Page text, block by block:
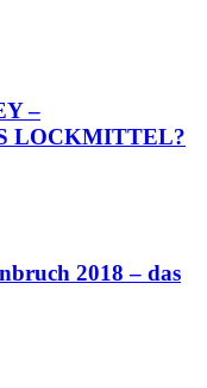
–
LOCKMITTEL?
2018 – das